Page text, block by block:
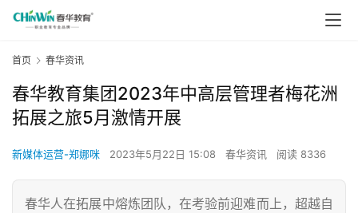
首页 春华资讯
春华教育集团2023年中高层管理者梅花洲
拓展之旅5月激情开展
新媒体运营-郑娜咪 2023年5月22日 15:08 春华资讯 阅读 8336
春华人在拓展中熔炼团队，在考验前迎难而上，超越自